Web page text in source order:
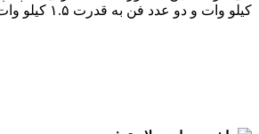
کیلو وات و دو عدد فن به قدرت ۱.۵ کیلو وات می باشد.